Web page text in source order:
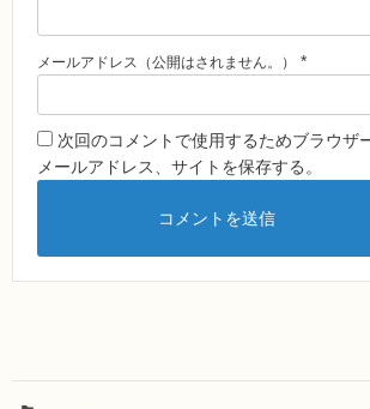
メールアドレス（公開はされません。） *
次回のコメントで使用するためブラウザ
メールアドレス、サイトを保存する。